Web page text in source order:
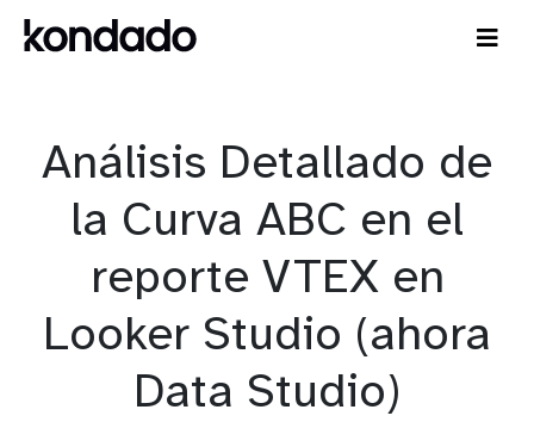
Análisis Detallado de
la Curva ABC en el
reporte VTEX en
Looker Studio (ahora
Data Studio)